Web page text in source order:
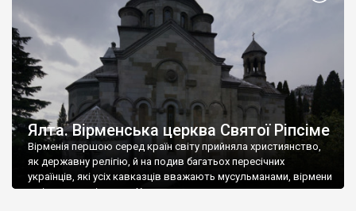
Ялта. Вірменська церква Святої Ріпсіме
Вірменія першою серед країн світу прийняла християнство,
як державну релігію, й на подив багатьох пересічних
українців, які усіх кавказців вважають мусульманами, вірмени
є відданими вірянами Христа